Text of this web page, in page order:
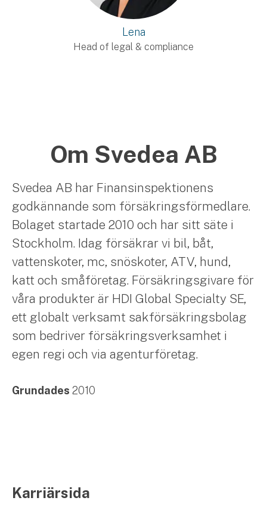
Lena
Head of legal & compliance
Om Svedea AB
Svedea AB har Finansinspektionens
godkännande som försäkringsförmedlare.
Bolaget startade 2010 och har sitt säte i
Stockholm. Idag försäkrar vi bil, båt,
vattenskoter, mc, snöskoter, ATV, hund,
katt och småföretag. Försäkringsgivare för
våra produkter är HDI Global Specialty SE,
ett globalt verksamt sakförsäkringsbolag
som bedriver försäkringsverksamhet i
egen regi och via agenturföretag.
Grundades 2010
Karriärsida